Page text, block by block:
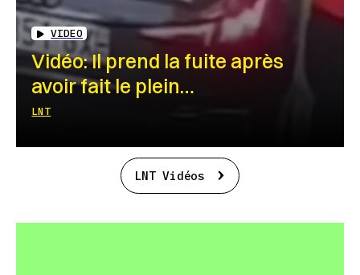
VIDEO
Vidéo: Il prend la fuite après
avoir fait le plein…
LNT
LNT Vidéos